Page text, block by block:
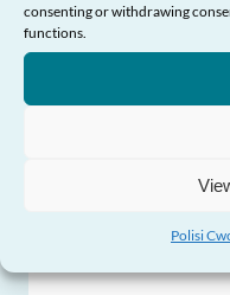
consenting or withdrawing
functions.
Polisi